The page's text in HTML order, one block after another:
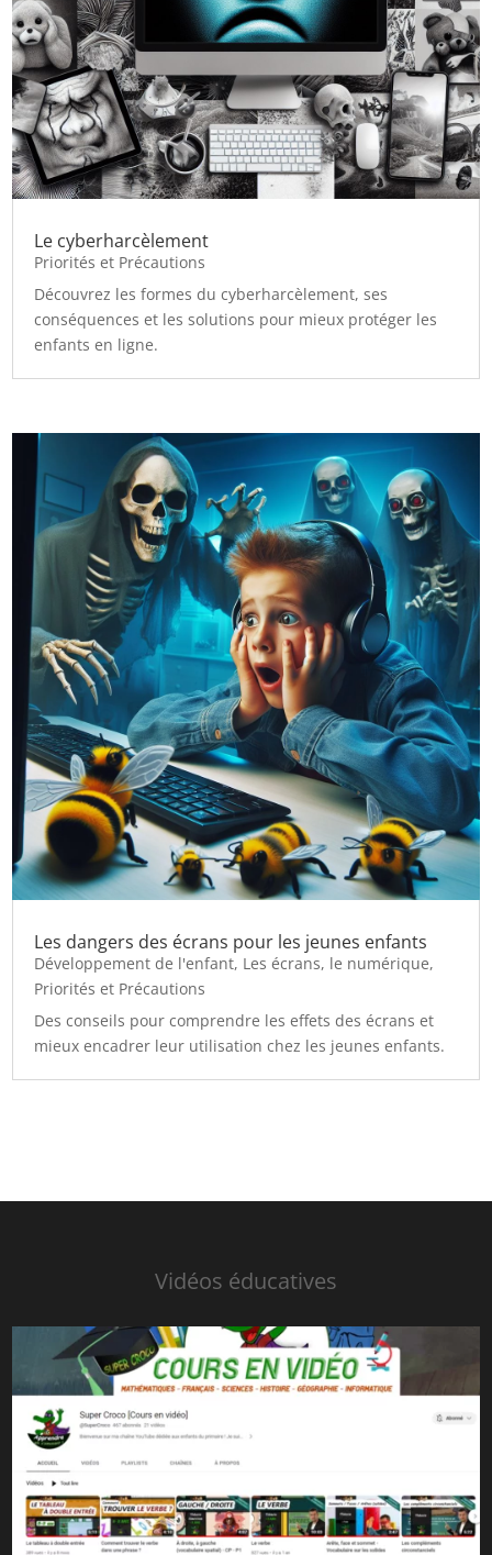
Le cyberharcèlement
Priorités et Précautions
Découvrez les formes du cyberharcèlement, ses
conséquences et les solutions pour mieux protéger les
enfants en ligne.
Les dangers des écrans pour les jeunes enfants
Développement de l'enfant, Les écrans, le numérique,
Priorités et Précautions
Des conseils pour comprendre les effets des écrans et
mieux encadrer leur utilisation chez les jeunes enfants.
Vidéos éducatives